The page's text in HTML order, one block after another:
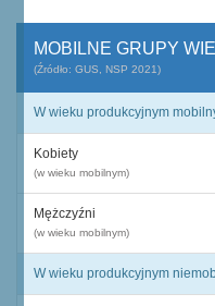
MOBILNE GRUPY
(Źródło: GUS, NSP 2021)
W wieku produkcyjnym
Kobiety
(w wieku mobilnym)
Mężczyźni
(w wieku mobilnym)
W wieku produkcyjnym